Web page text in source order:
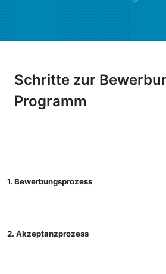
Schritte zur
Programm
1. Bewerbungsprozess
2. Akzeptanzprozess